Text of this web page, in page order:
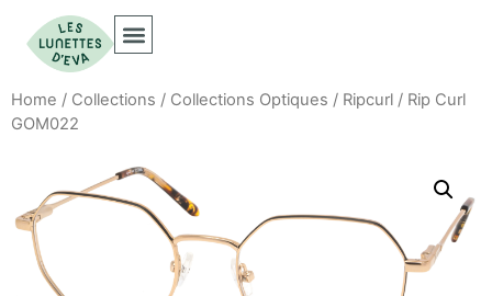
Home / Collections / Collections Optiques / Ripcurl / Rip Curl
GOM022